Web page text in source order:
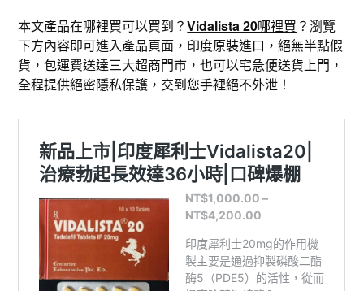
本文產品在哪裡買可以買到？Vidalista 20哪裡買 ？瀏覽
下方內容即可進入產品頁面，印度原裝進口，絕無半點假
貨，包運費送達三大超商門市，也可以宅急便送貨上門，
全程提供絕密隱私保護，交到您手裡絕不外泄！